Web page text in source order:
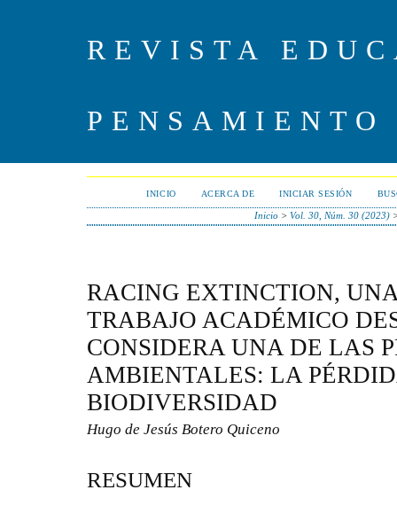
REVISTA
PENSAMIENTO
INICIO ACERCA DE INICIAR SESIÓN
Inicio >Vol. 30, Núm. 30 (2023)
RACING EXTINCTION,
TRABAJO ACADÉMICO
CONSIDERA UNA DE LAS
AMBIENTALES: LA
BIODIVERSIDAD
Hugo de Jesús Botero Quiceno
RESUMEN